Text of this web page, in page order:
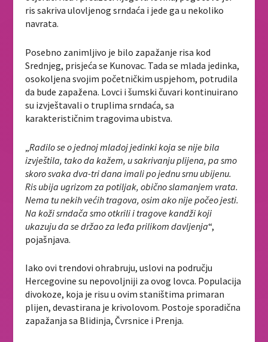
ris sakriva ulovljenog srndaća i jede ga u nekoliko
navrata.
Posebno zanimljivo je bilo zapažanje risa kod
Srednjeg, prisjeća se Kunovac. Tada se mlada jedinka,
osokoljena svojim početničkim uspjehom, potrudila
da bude zapažena. Lovci i šumski čuvari kontinuirano
su izvještavali o truplima srndaća, sa
karakterističnim tragovima ubistva.
„Radilo se o jednoj mladoj jedinki koja se nije bila
izvještila, tako da kažem, u sakrivanju plijena, pa smo
skoro svaka dva-tri dana imali po jednu srnu ubijenu.
Ris ubija ugrizom za potiljak, obično slamanjem vrata.
Nema tu nekih većih tragova, osim ako nije počeo jesti.
Na koži srndača smo otkrili i tragove kandži koji
ukazuju da se držao za leđa prilikom davljenja“,
pojašnjava.
Iako ovi trendovi ohrabruju, uslovi na području
Hercegovine su nepovoljniji za ovog lovca. Populacija
divokoze, koja je risu u ovim staništima primaran
plijen, devastirana je krivolovom. Postoje sporadična
zapažanja sa Blidinja, Čvrsnice i Prenja.